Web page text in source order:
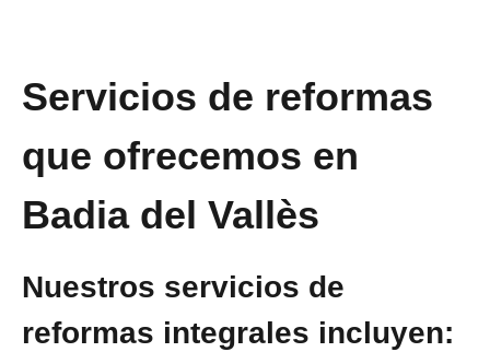
Servicios de reformas
que ofrecemos en
Badia del Vallès
Nuestros servicios de
reformas integrales incluyen: